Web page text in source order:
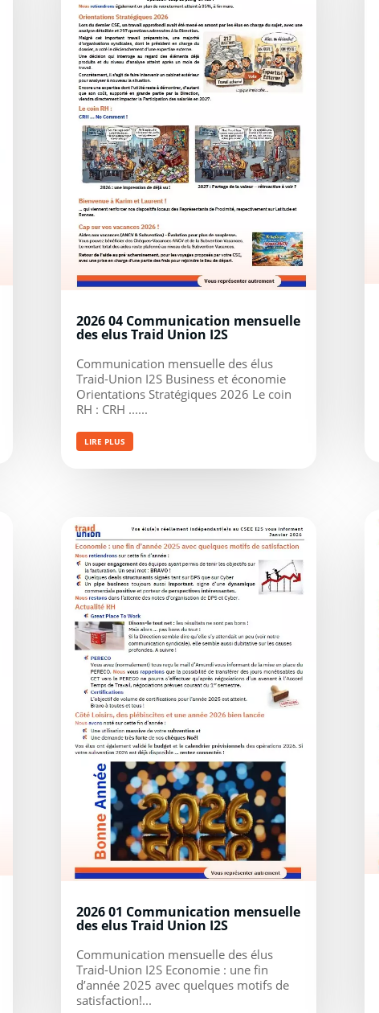
2026 04 Communication mensuelle
des elus Traid Union I2S
Communication mensuelle des élus
Traid-Union I2S Business et économie
Orientations Stratégiques 2026 Le coin
RH : CRH ......
LIRE PLUS
2026 01 Communication mensuelle
des elus Traid Union I2S
Communication mensuelle des élus
Traid-Union I2S Economie : une fin
d’année 2025 avec quelques motifs de
satisfaction!...